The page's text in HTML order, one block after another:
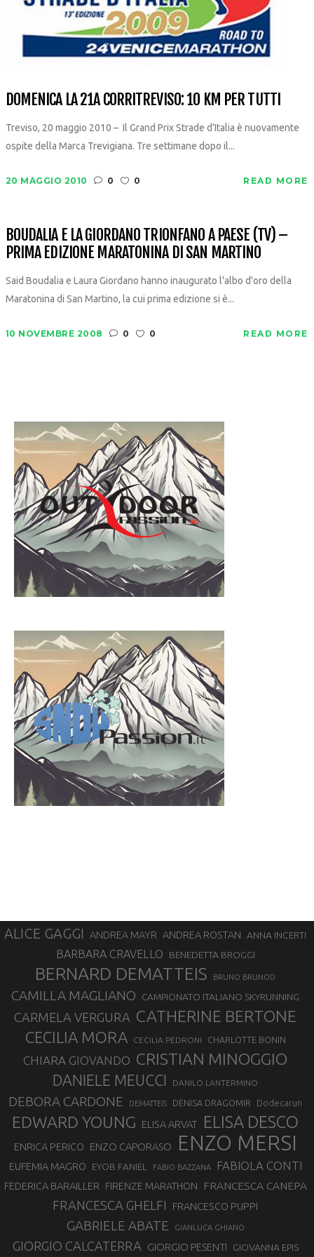
DOMENICA LA 21A CORRITREVISO: 10 KM PER TUTTI
Treviso, 20 maggio 2010 – Il Grand Prix Strade d’Italia è nuovamente
ospite della Marca Trevigiana. Tre settimane dopo il...
20 MAGGIO 2010 0 0 READ MORE
BOUDALIA E LA GIORDANO TRIONFANO A PAESE (TV) –
PRIMA EDIZIONE MARATONINA DI SAN MARTINO
Said Boudalia e Laura Giordano hanno inaugurato l'albo d'oro della
Maratonina di San Martino, la cui prima edizione si è...
10 NOVEMBRE 2008 0 0 READ MORE
ALICE GAGGI ANDREA MAYR ANDREA ROSTAN ANNA INCERTI
BARBARA CRAVELLO BENEDETTA BROGGI
BERNARD DEMATTEIS BRUNO BRUNOD
CAMILLA MAGLIANO CAMPIONATO ITALIANO SKYRUNNING
CARMELA VERGURA CATHERINE BERTONE
CECILIA MORA CECILIA PEDRONI CHARLOTTE BONIN
CHIARA GIOVANDO CRISTIAN MINOGGIO
DANIELE MEUCCI DANILO LANTERMINO
DEBORA CARDONE DEMATTEIS DENISA DRAGOMIR Dodecarun
EDWARD YOUNG ELISA ARVAT ELISA DESCO
ENRICA PERICO ENZO CAPORASO ENZO MERSI
EUFEMIA MAGRO EYOB FANIEL FABIO BAZZANA FABIOLA CONTI
FEDERICA BARAILLER FIRENZE MARATHON FRANCESCA CANEPA
FRANCESCA GHELFI FRANCESCO PUPPI
GABRIELE ABATE GIANLUCA GHIANO
GIORGIO CALCATERRA GIORGIO PESENTI GIOVANNA EPIS